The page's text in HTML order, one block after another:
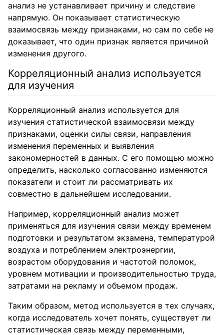
анализ не устанавливает причину и следствие
напрямую. Он показывает статистическую
взаимосвязь между признаками, но сам по себе не
доказывает, что один признак является причиной
изменения другого.
Корреляционный анализ используется
для изучения
Корреляционный анализ используется для
изучения статистической взаимосвязи между
признаками, оценки силы связи, направления
изменения переменных и выявления
закономерностей в данных. С его помощью можно
определить, насколько согласованно изменяются
показатели и стоит ли рассматривать их
совместно в дальнейшем исследовании.
Например, корреляционный анализ может
применяться для изучения связи между временем
подготовки и результатом экзамена, температурой
воздуха и потреблением электроэнергии,
возрастом оборудования и частотой поломок,
уровнем мотивации и производительностью труда,
затратами на рекламу и объемом продаж.
Таким образом, метод используется в тех случаях,
когда исследователь хочет понять, существует ли
статистическая связь между переменными,